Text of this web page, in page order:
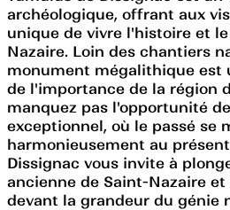
archéologique, offrant aux
unique de vivre l'histoire et
Nazaire. Loin des chantiers
monument mégalithique est
de l'importance de la région
manquez pas l'opportunité
exceptionnel, où le passé se
harmonieusement au
Dissignac vous invite à
ancienne de Saint-Nazaire
devant la grandeur du génie